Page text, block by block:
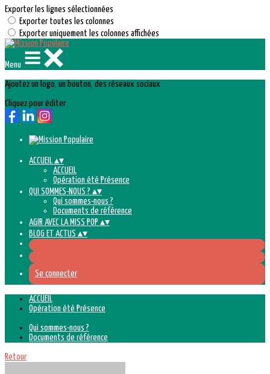
Exporter les lignes sélectionnées
Exporter toutes les colonnes
Exporter uniquement les colonnes affichées
Menu
Ajoutez un logo, un bouton, des réseaux sociaux
Cliquez pour éditer
ACCUEIL ▴▾
ACCUEIL
Opération été Présence
QUI SOMMES-NOUS ? ▴▾
Qui sommes-nous ?
Documents de référence
AGIR AVEC LA MISS POP ▴▾
BLOG ET ACTUS ▴▾
Se connecter
ACCUEIL
Opération été Présence
Qui sommes-nous ?
Documents de référence
Retour